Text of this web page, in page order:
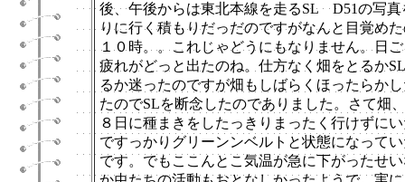
後、午後からは東北本線を走るSL D51の写真
りに行く積もりだっだのですがなんと目覚め
１０時。。これじゃどうにもなりません。日
疲れがどっと出たのね。仕方なく畑をとるか
るか迷ったのですが畑もしばらくほったらか
たのでSLを断念したのでありました。さて畑
８日に種まきをしたっきりまったく行けずに
ですっかりグリーンンベルトと状態になって
です。でもここんとこ気温が急に下がったせ